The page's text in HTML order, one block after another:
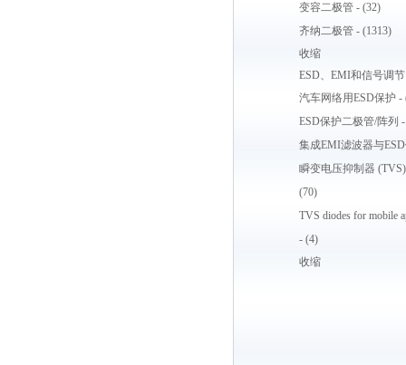
变容二极管 - (32)
齐纳二极管 - (1313)
收缩
ESD、EMI和信号调节
汽车网络用ESD保护 -
ESD保护二极管/阵列
集成EMI滤波器与
瞬变电压抑制器
(70)
TVS diodes for mobile
- (4)
收缩